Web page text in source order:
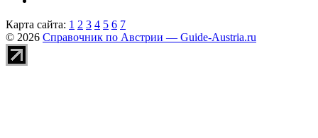
Карта сайта: 1 2 3 4 5 6 7
© 2026 Справочник по Австрии — Guide-Austria.ru